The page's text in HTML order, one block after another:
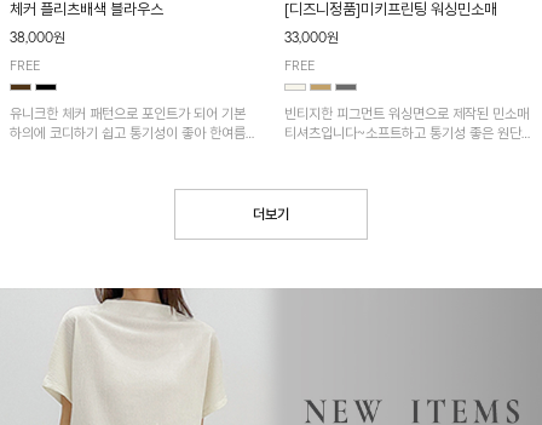
체커 플리츠배색 블라우스
38,000원
FREE
유니크한 체커 패턴으로 포인트가 되어 기본
하의에 코디하기 쉽고 통기성이 좋아 한여름에
[디즈니정품]미키프린팅 워싱민소매
33,000원
FREE
빈티지한 피그먼트 워싱면으로 제작된 민소매
티셔츠입니다~소프트하고 통기성 좋은 원단
더보기